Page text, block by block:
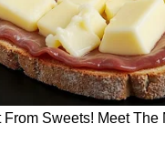
ಲೋಹದಿಂದ (Metal)
ಇವುಗಳಲ್ಲಿ ವಿದ್ಯುತ್
ಹೆಚ್ಚು. ಒಂದು
ಸಾಧ್ಯತೆ
ಅಥವಾ ಟಿವಿಯಂತಹ